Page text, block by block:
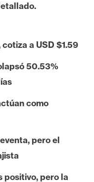
cotiza a USD $1.59
50.53%
como
pero el
positivo, pero la